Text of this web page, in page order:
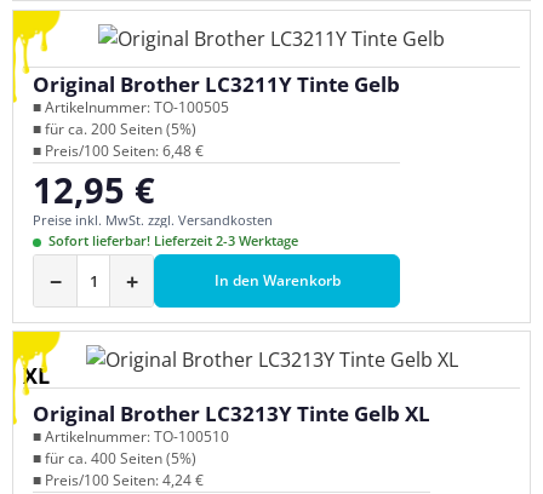
Original Brother LC3211Y Tinte Gelb
■ Artikelnummer: TO-100505
■ für ca. 200 Seiten (5%)
■ Preis/100 Seiten: 6,48 €
Regulärer Preis:
12,95 €
Preise inkl. MwSt. zzgl. Versandkosten
Sofort lieferbar! Lieferzeit 2-3 Werktage
− + In den Warenkorb
XL
Original Brother LC3213Y Tinte Gelb XL
■ Artikelnummer: TO-100510
■ für ca. 400 Seiten (5%)
■ Preis/100 Seiten: 4,24 €